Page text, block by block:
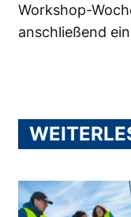
Workshop-
anschließend